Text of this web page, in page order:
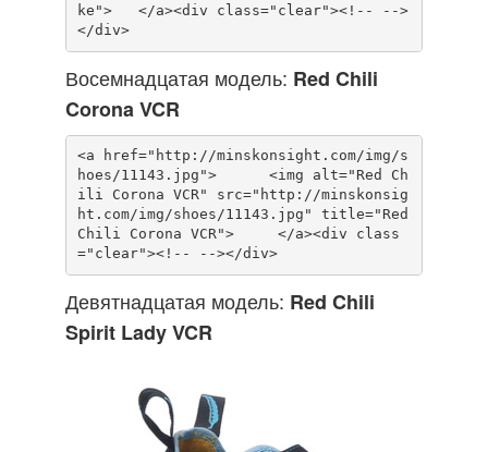
ke">   </a><div class="clear"><!-- -->
Восемнадцатая модель: Red Chili
Corona VCR
<a href="http://minskonsight.com/img/s
hoes/11143.jpg">      <img alt="Red Ch
ili Corona VCR" src="http://minskonsig
ht.com/img/shoes/11143.jpg" title="Red
Chili Corona VCR">     </a><div class
Девятнадцатая модель: Red Chili
Spirit Lady VCR